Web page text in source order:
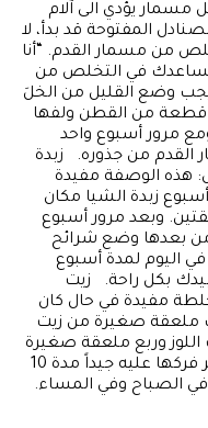
يؤدي الى آلام
المفتوحة قد بدأ، لا
من مسمار القدم. “أنا
تساعدك في التخلص من
وضع القليل من الخلَ
قطعة من القطن ولفها
مرور أسبوع واحد
من جذوره. زبدة
هذه الوصفة مفيدة
زبدة الشيا مكان
وبعد مرور أسبوع
بعدها وضع شرائح
عليه لمدة 15 دقيقة في اليوم لمدة أسبوع
بكل راحة. زيت
مفيدة في حال كان
ملعقة صغيرة من زيت
وربع ملعقة صغيرة
من العسل وضعيها على المسمار عبر فركها عليه جيداً مدة 10
الصباح وفي المساء.